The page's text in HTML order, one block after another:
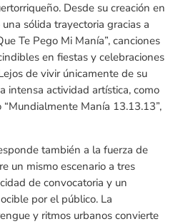
Desde su creación en
sólida trayectoria gracias a
Te Pego Mi Manía”, canciones
en fiestas y celebraciones
de vivir únicamente de su
intensa actividad artística, como
Manía 13.13.13”,
también a la fuerza de
un mismo escenario a tres
de convocatoria y un
por el público. La
y ritmos urbanos convierte